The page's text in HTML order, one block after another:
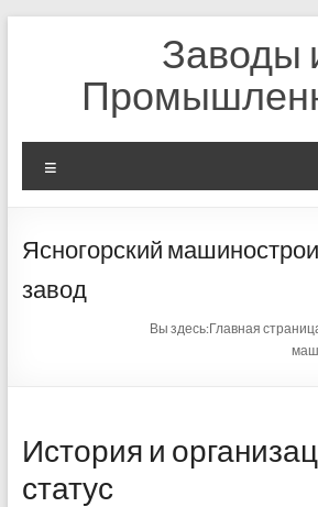
Заводы
Ясногорский
завод
Вы здесь:Главная
История и
статус